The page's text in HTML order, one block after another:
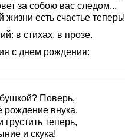
за собою вас следом...
есть счастье теперь!
в стихах, в прозе.
с днем рождения:
Поверь,
рождение внука.
теперь,
и скука!